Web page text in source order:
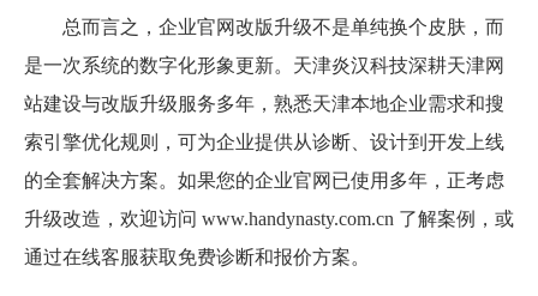
总而言之，企业官网改版升级不是单纯换个皮肤，而
是一次系统的数字化形象更新。天津炎汉科技深耕天津网
站建设与改版升级服务多年，熟悉天津本地企业需求和搜
索引擎优化规则，可为企业提供从诊断、设计到开发上线
的全套解决方案。如果您的企业官网已使用多年，正考虑
升级改造，欢迎访问 www.handynasty.com.cn 了解案例，或
通过在线客服获取免费诊断和报价方案。